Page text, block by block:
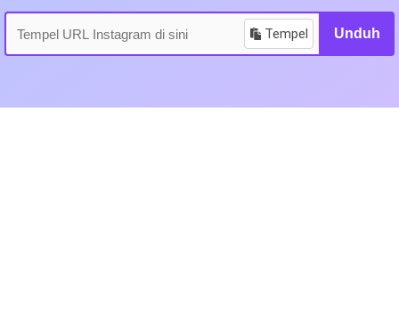
Tempel Unduh